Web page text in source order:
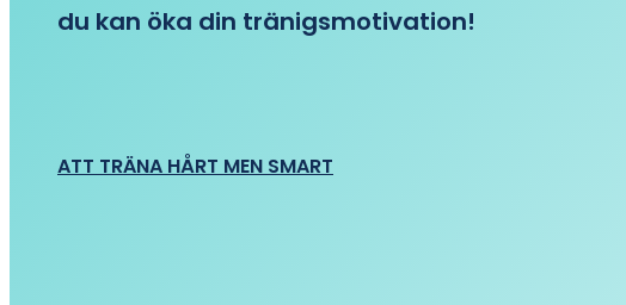
du kan öka din tränigsmotivation!
ATT TRÄNA HÅRT MEN SMART